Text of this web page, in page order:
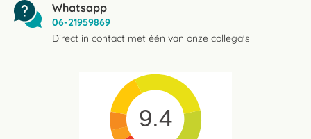
Whatsapp
06-21959869
Direct in contact met één van onze collega's
9.4